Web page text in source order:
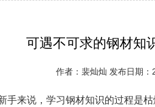
可遇不可求的钢材知
作者：裴灿灿 发布日期：
来说，学习钢材知识的过程是